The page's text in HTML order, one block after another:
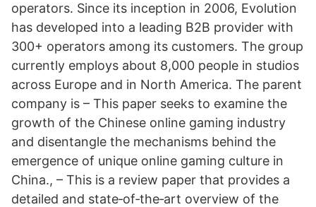
operators. Since its inception in 2006, Evolution
has developed into a leading B2B provider with
300+ operators among its customers. The group
currently employs about 8,000 people in studios
across Europe and in North America. The parent
company is – This paper seeks to examine the
growth of the Chinese online gaming industry
and disentangle the mechanisms behind the
emergence of unique online gaming culture in
China., – This is a review paper that provides a
detailed and state‐of‐the‐art overview of the